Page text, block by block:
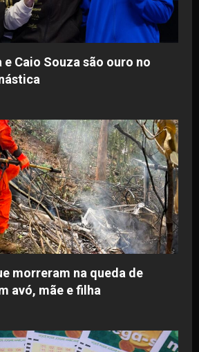
Caio Souza são ouro no
morreram na queda de
avó, mãe e filha